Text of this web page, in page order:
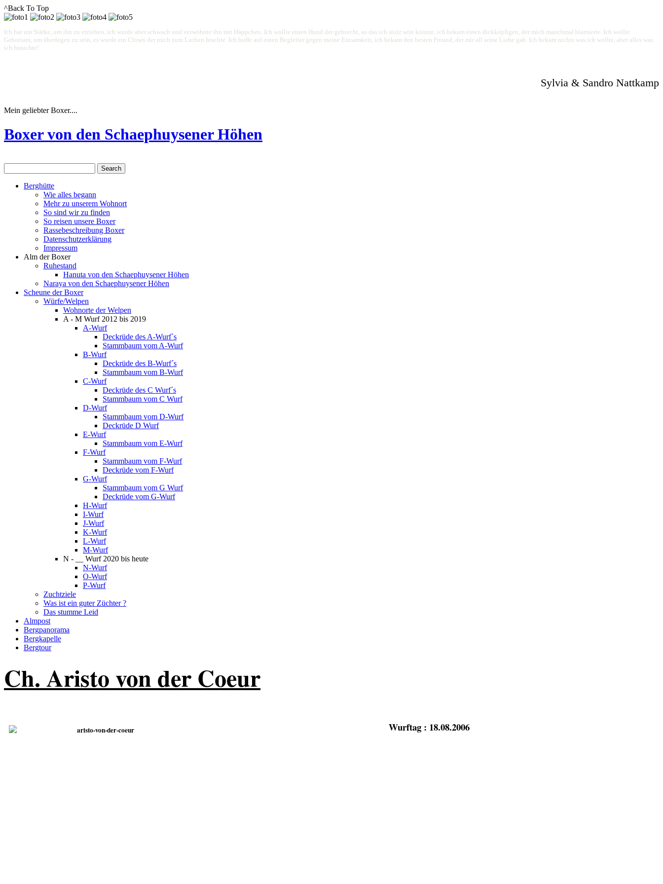
^Back To Top
Ich bat um Stärke, um ihn zu erziehen, ich wurde aber schwach und verwöhnte ihn mit Häppchen. Ich wollte einen Hund der gehorcht, so das ich stolz sein könnte, ich bekam einen dickköpfigen, der mich manchmal blamierte. Ich wollte
Gehorsam, um überlegen zu sein, es wurde ein Clown der mich zum Lachen brachte. Ich hoffe auf einen Begleiter gegen meine Einsamkeit, ich bekam den besten Freund, der mir all seine Liebe gab. Ich bekam nichts was ich wollte, aber alles was
ich brauchte!
Sylvia & Sandro Nattkamp
Mein geliebter Boxer....
Boxer von den Schaephuysener Höhen
Berghütte
Wie alles begann
Mehr zu unserem Wohnort
So sind wir zu finden
So reisen unsere Boxer
Rassebeschreibung Boxer
Datenschutzerklärung
Impressum
Alm der Boxer
Ruhestand
Hanuta von den Schaephuysener Höhen
Naraya von den Schaephuysener Höhen
Scheune der Boxer
Würfe/Welpen
Wohnorte der Welpen
A - M Wurf 2012 bis 2019
A-Wurf
Deckrüde des A-Wurf`s
Stammbaum vom A-Wurf
B-Wurf
Deckrüde des B-Wurf´s
Stammbaum vom B-Wurf
C-Wurf
Deckrüde des C Wurf´s
Stammbaum vom C Wurf
D-Wurf
Stammbaum vom D-Wurf
Deckrüde D Wurf
E-Wurf
Stammbaum vom E-Wurf
F-Wurf
Stammbaum vom F-Wurf
Deckrüde vom F-Wurf
G-Wurf
Stammbaum vom G Wurf
Deckrüde vom G-Wurf
H-Wurf
I-Wurf
J-Wurf
K-Wurf
L-Wurf
M-Wurf
N - __ Wurf 2020 bis heute
N-Wurf
O-Wurf
P-Wurf
Zuchtziele
Was ist ein guter Züchter ?
Das stumme Leid
Almpost
Bergpanorama
Bergkapelle
Bergtour
Ch. Aristo von der Coeur
Wurftag : 18.08.2006